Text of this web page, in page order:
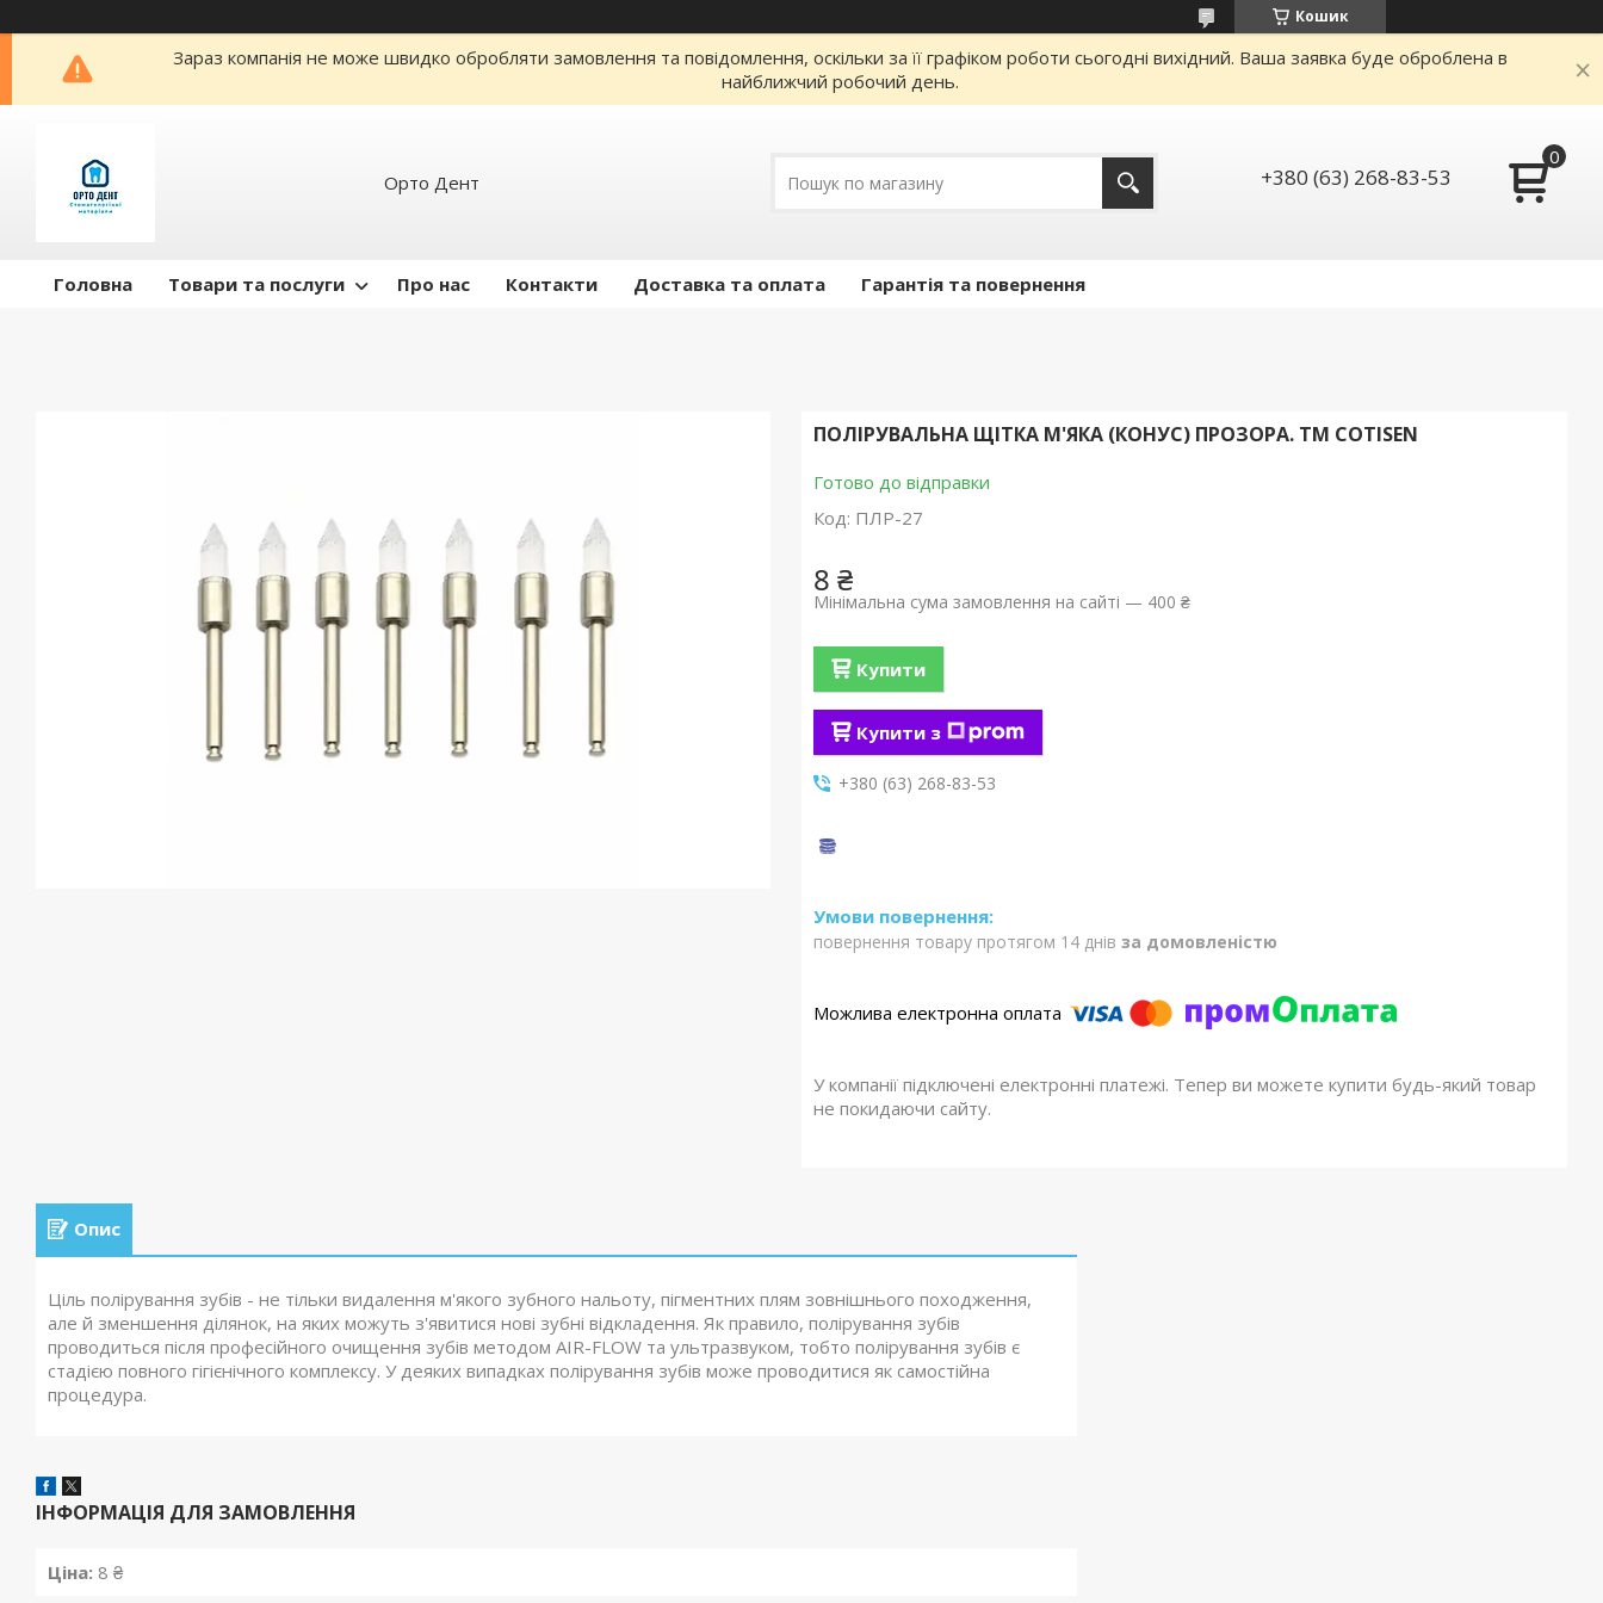
Кошик
Зараз компанія не може швидко обробляти замовлення та повідомлення, оскільки за її графіком роботи сьогодні вихідний. Ваша заявка буде оброблена в
найближчий робочий день.
Орто Дент +380 (63) 268-83-53
Головна Товари та послуги Про нас Контакти Доставка та оплата Гарантія та повернення
ПОЛІРУВАЛЬНА ЩІТКА М'ЯКА (КОНУС) ПРОЗОРА. ТМ COTISEN
Готово до відправки
Код: ПЛР-27
8 ₴
Мінімальна сума замовлення на сайті — 400 ₴
Купити
Купити з
+380 (63) 268-83-53
повернення товару протягом 14 днів за домовленістю
У компанії підключені електронні платежі. Тепер ви можете купити будь-який товар
не покидаючи сайту.
Опис
Ціль полірування зубів - не тільки видалення м'якого зубного нальоту, пігментних плям зовнішнього походження,
але й зменшення ділянок, на яких можуть з'явитися нові зубні відкладення. Як правило, полірування зубів
проводиться після професійного очищення зубів методом AIR-FLOW та ультразвуком, тобто полірування зубів є
стадією повного гігієнічного комплексу. У деяких випадках полірування зубів може проводитися як самостійна
процедура.
ІНФОРМАЦІЯ ДЛЯ ЗАМОВЛЕННЯ
Ціна: 8 ₴